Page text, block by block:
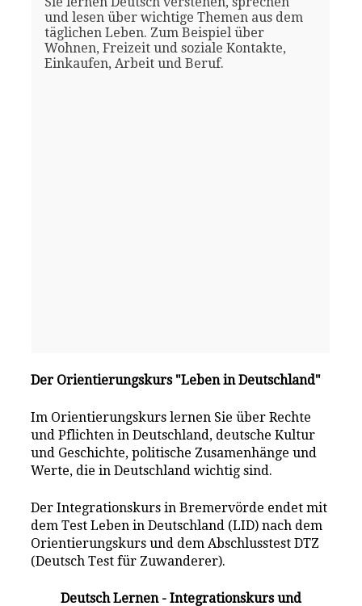
und lesen über wichtige Themen aus dem
täglichen Leben. Zum Beispiel über
Wohnen, Freizeit und soziale Kontakte,
Einkaufen, Arbeit und Beruf.
Der Orientierungskurs "Leben in Deutschland"
Im Orientierungskurs lernen Sie über Rechte
und Pflichten in Deutschland, deutsche Kultur
und Geschichte, politische Zusamenhänge und
Werte, die in Deutschland wichtig sind.
Der Integrationskurs in Bremervörde endet mit
dem Test Leben in Deutschland (LID) nach dem
Orientierungskurs und dem Abschlusstest DTZ
(Deutsch Test für Zuwanderer).
Deutsch Lernen - Integrationskurs und